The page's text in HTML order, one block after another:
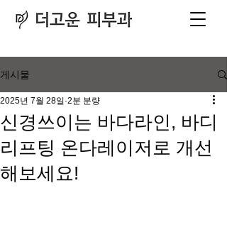
게시물
신경쓰이는 바다라인, 바디
리프팅 온다레이저로 개선
해보세요!
2025년 7월 28일 2분 분량